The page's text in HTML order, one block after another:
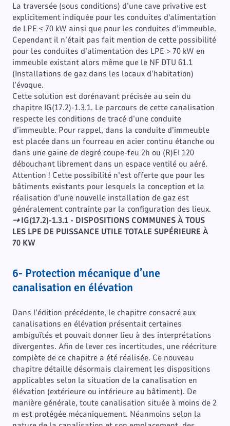
La traversée (sous conditions) d’une cave privative est
explicitement indiquée pour les conduites d'alimentation
de LPE ≤ 70 kW ainsi que pour les conduites d’immeuble.
Cependant il n’était pas fait mention de cette possibilité
pour les conduites d’alimentation des LPE > 70 kW en
immeuble existant alors même que le NF DTU 61.1
(Installations de gaz dans les locaux d’habitation)
l’évoque.
Cette solution est dorénavant précisée au sein du
chapitre IG(17.2)-1.3.1. Le parcours de cette canalisation
respecte les conditions de tracé d’une conduite
d’immeuble. Pour rappel, dans la conduite d’immeuble
est placée dans un fourreau en acier continu étanche ou
dans une gaine de degré coupe-feu 2h ou (R)EI 120
débouchant librement dans un espace ventilé ou aéré.
Attention ! Cette possibilité n’est offerte que pour les
bâtiments existants pour lesquels la conception et la
réalisation d’une nouvelle installation de gaz est
généralement contrainte par la configuration des lieux.
⇢IG(17.2)-1.3.1 - DISPOSITIONS COMMUNES À TOUS
LES LPE DE PUISSANCE UTILE TOTALE SUPÉRIEURE À
70 KW
6- Protection mécanique d’une
canalisation en élévation
Dans l’édition précédente, le chapitre consacré aux
canalisations en élévation présentait certaines
ambiguïtés et pouvait donner lieu à des interprétations
divergentes. Afin de lever ces incertitudes, une réécriture
complète de ce chapitre a été réalisée. Ce nouveau
chapitre détaille désormais clairement les dispositions
applicables selon la situation de la canalisation en
élévation (extérieure ou intérieure au bâtiment). De
manière générale, toute canalisation située à moins de 2
m est protégée mécaniquement. Néanmoins selon la